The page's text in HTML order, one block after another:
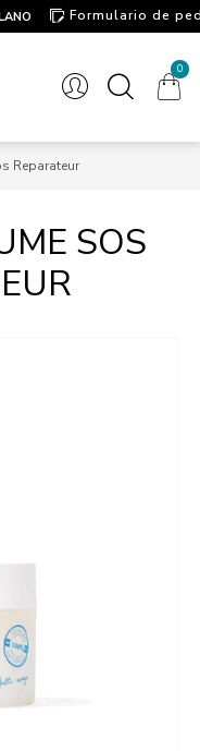
Formulario de
0
Reparateur
SOS